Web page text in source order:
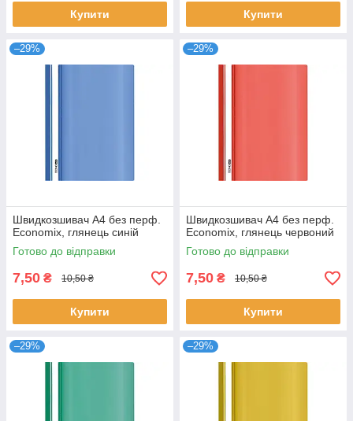
Купити Купити
–29%
Швидкозшивач А4 без перф.
Economix, глянець синій
Готово до відправки
7,50 ₴ 10,50 ₴
Купити
–29%
Швидкозшивач А4 без перф.
Economix, глянець червоний
Готово до відправки
7,50 ₴ 10,50 ₴
Купити
–29% –29%